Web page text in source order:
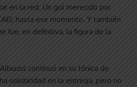
en la red. Un gol merecido por
hasta ese momento. Y también
fue, en definitiva, la figura de la
continuó en su tónica de
solidaridad en la entrega, pero no